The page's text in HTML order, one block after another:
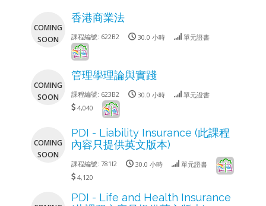
COMING
SOON
香港商業法
課程編號: 622B2 30.0 小時 單元證書
COMING
SOON
管理學理論與實踐
課程編號: 623B2 30.0 小時
單元證書
4,040
COMING
SOON
PDI - Liability Insurance (此課程
內容只提供英文版本)
課程編號: 781I2 30.0 小時
單元證書
4,120
PDI - Life and Health Insurance